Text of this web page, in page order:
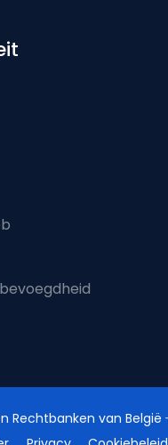
Rechtbanken van België